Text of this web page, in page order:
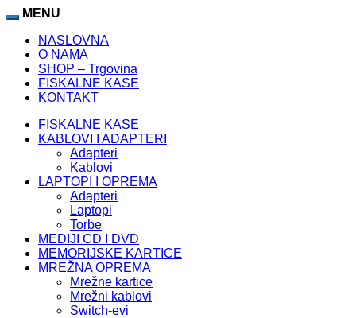
MENU
NASLOVNA
O NAMA
SHOP – Trgovina
FISKALNE KASE
KONTAKT
FISKALNE KASE
KABLOVI I ADAPTERI
Adapteri
Kablovi
LAPTOPI I OPREMA
Adapteri
Laptopi
Torbe
MEDIJI CD I DVD
MEMORIJSKE KARTICE
MREŽNA OPREMA
Mrežne kartice
Mrežni kablovi
Switch-evi